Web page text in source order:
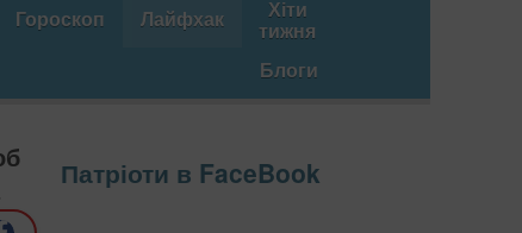
Гороскоп Лайфхак Хіти
тижня
Блоги
Патріоти в FaceBook